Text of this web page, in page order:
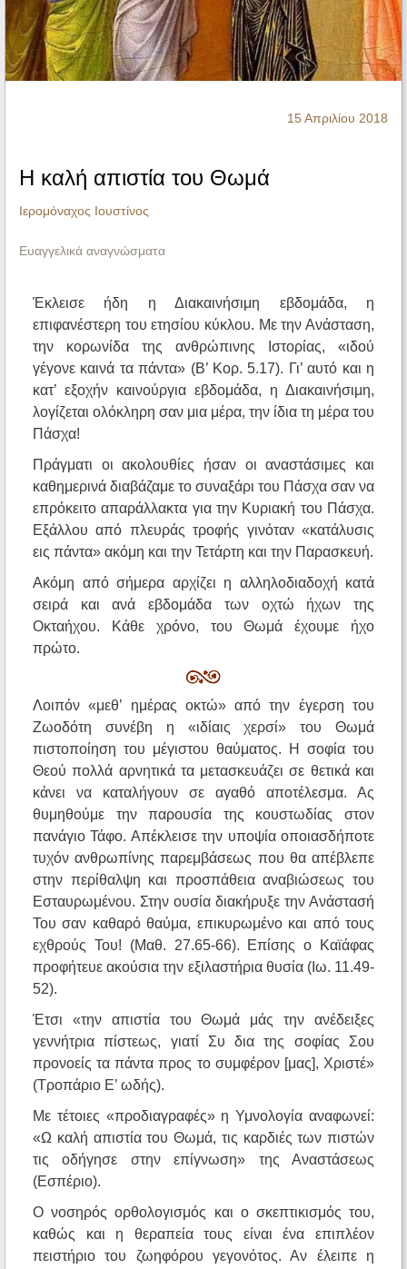
Ηχητικά
15 Απριλίου 2018
Η καλή απιστία του Θωμά
Ιερομόναχος Ιουστίνος
Ευαγγελικά αναγνώσματα
Έκλεισε ήδη η Διακαινήσιμη εβδομάδα, η
επιφανέστερη του ετησίου κύκλου. Με την Ανάσταση,
την κορωνίδα της ανθρώπινης Ιστορίας, «ιδού
γέγονε καινά τα πάντα» (Β’ Κορ. 5.17). Γι’ αυτό και η
κατ’ εξοχήν καινούργια εβδομάδα, η Διακαινήσιμη,
λογίζεται ολόκληρη σαν μια μέρα, την ίδια τη μέρα του
Πάσχα!
Πράγματι οι ακολουθίες ήσαν οι αναστάσιμες και
καθημερινά διαβάζαμε το συναξάρι του Πάσχα σαν να
επρόκειτο απαράλλακτα για την Κυριακή του Πάσχα.
Εξάλλου από πλευράς τροφής γινόταν «κατάλυσις
εις πάντα» ακόμη και την Τετάρτη και την Παρασκευή.
Ακόμη από σήμερα αρχίζει η αλληλοδιαδοχή κατά
σειρά και ανά εβδομάδα των οχτώ ήχων της
Οκταήχου. Κάθε χρόνο, του Θωμά έχουμε ήχο
πρώτο.
Λοιπόν «μεθ’ ημέρας οκτώ» από την έγερση του
Ζωοδότη συνέβη η «ιδίαις χερσί» του Θωμά
πιστοποίηση του μέγιστου θαύματος. Η σοφία του
Θεού πολλά αρνητικά τα μετασκευάζει σε θετικά και
κάνει να καταλήγουν σε αγαθό αποτέλεσμα. Ας
θυμηθούμε την παρουσία της κουστωδίας στον
πανάγιο Τάφο. Απέκλεισε την υποψία οποιασδήποτε
τυχόν ανθρωπίνης παρεμβάσεως που θα απέβλεπε
στην περίθαλψη και προσπάθεια αναβιώσεως του
Εσταυρωμένου. Στην ουσία διακήρυξε την Ανάστασή
Του σαν καθαρό θαύμα, επικυρωμένο και από τους
εχθρούς Του! (Μαθ. 27.65-66). Επίσης ο Καϊάφας
προφήτευε ακούσια την εξιλαστήρια θυσία (Ιω. 11.49-
52).
Έτσι «την απιστία του Θωμά μάς την ανέδειξες
γεννήτρια πίστεως, γιατί Συ δια της σοφίας Σου
προνοείς τα πάντα προς το συμφέρον [μας], Χριστέ»
(Τροπάριο Ε’ ωδής).
Με τέτοιες «προδιαγραφές» η Υμνολογία αναφωνεί:
«Ω καλή απιστία του Θωμά, τις καρδιές των πιστών
τις οδήγησε στην επίγνωση» της Αναστάσεως
(Εσπέριο).
Ο νοσηρός ορθολογισμός και ο σκεπτικισμός του,
καθώς και η θεραπεία τους είναι ένα επιπλέον
πειστήριο του ζωηφόρου γεγονότος. Αν έλειπε η